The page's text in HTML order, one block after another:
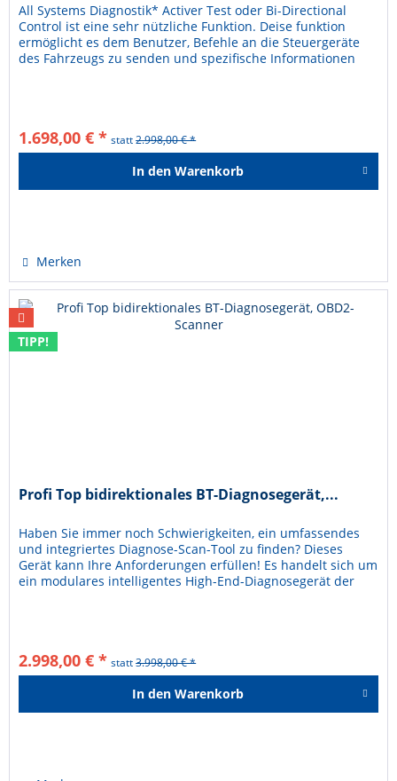
All Systems Diagnostik* Activer Test oder Bi-Directional
Control ist eine sehr nützliche Funktion. Deise funktion
ermöglicht es dem Benutzer, Befehle an die Steuergeräte
des Fahrzeugs zu senden und spezifische Informationen
1.698,00 € * statt2.998,00 € *
In den Warenkorb
Merken
TIPP!
Profi Top bidirektionales BT-Diagnosegerät,...
Haben Sie immer noch Schwierigkeiten, ein umfassendes
und integriertes Diagnose-Scan-Tool zu finden? Dieses
Gerät kann Ihre Anforderungen erfüllen! Es handelt sich um
ein modulares intelligentes High-End-Diagnosegerät der
2.998,00 € * statt3.998,00 € *
In den Warenkorb